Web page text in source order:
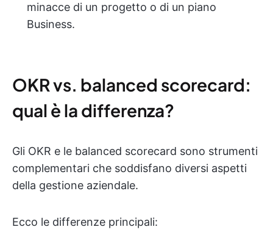
minacce di un progetto o di un piano
Business.
OKR vs. balanced scorecard:
qual è la differenza?
Gli OKR e le balanced scorecard sono strumenti
complementari che soddisfano diversi aspetti
della gestione aziendale.
Ecco le differenze principali: